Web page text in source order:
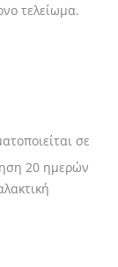
τελείωμα.
σε
20 ημερών